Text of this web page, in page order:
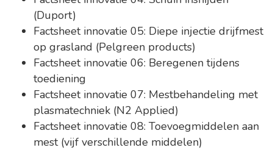
(Duport)
Factsheet innovatie 05: Diepe injectie drijfmest
op grasland (Pelgreen products)
Factsheet innovatie 06: Beregenen tijdens
toediening
Factsheet innovatie 07: Mestbehandeling met
plasmatechniek (N2 Applied)
Factsheet innovatie 08: Toevoegmiddelen aan
mest (vijf verschillende middelen)